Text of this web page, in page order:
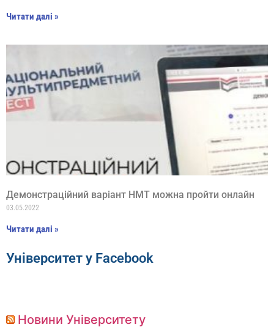
Читати далі »
Демонстраційний варіант НМТ можна пройти онлайн
03.05.2022
Читати далі »
Університет у Facebook
Новини Університету